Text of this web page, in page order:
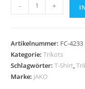
Trikot
-
Verschiedene
Farben
- +
Artikelnummer: FC-4233
Kategorie:Trikots
Schlagwörter:T-Shirt ,
Marke: JAKO